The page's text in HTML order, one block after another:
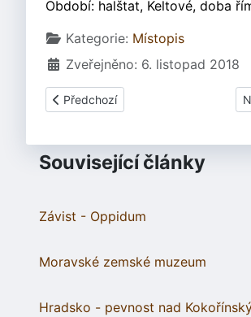
Období: halštat, Keltové, doba
Základní údaje
Kategorie: Místopis
Zveřejněno: 6. listopad 2018
Předchozí článek: Klučov
Předchozí
Související články
Závist - Oppidum
Moravské zemské muzeum
Hradsko - pevnost nad